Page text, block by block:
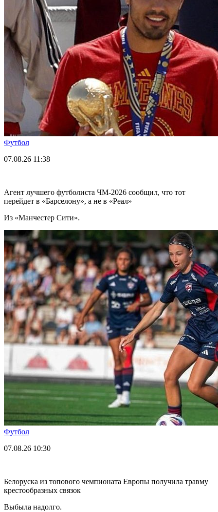
Футбол
07.08.26 11:38
Агент лучшего футболиста ЧМ-2026 cообщил, что тот
перейдет в «Барселону», а не в «Реал»
Из «Манчестер Сити».
Футбол
07.08.26 10:30
Белоруска из топового чемпионата Европы получила травму
крестообразных связок
Выбыла надолго.